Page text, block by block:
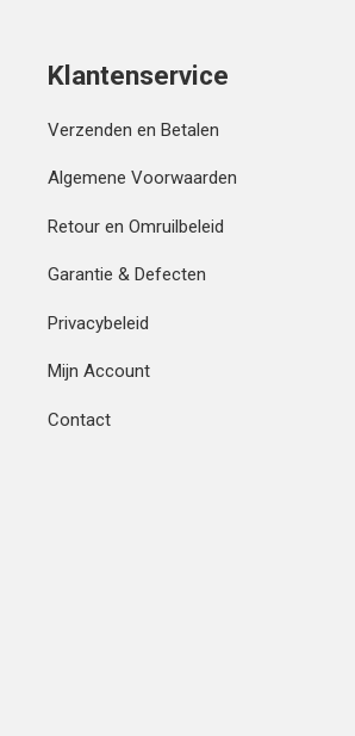
Klantenservice
Verzenden en Betalen
Algemene Voorwaarden
Retour en Omruilbeleid
Garantie & Defecten
Privacybeleid
Mijn Account
Contact